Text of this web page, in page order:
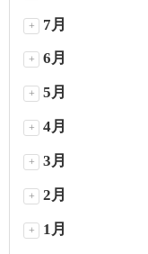
+ 7月
+ 6月
+ 5月
+ 4月
+ 3月
+ 2月
+ 1月